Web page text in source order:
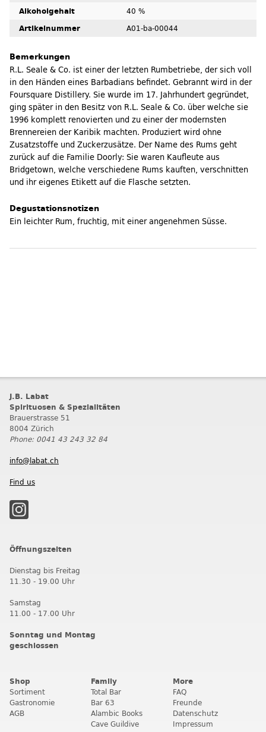
Alkoholgehalt
40 %
Artikelnummer
A01-ba-00044
Bemerkungen
R.L. Seale & Co. ist einer der letzten Rumbetriebe, der sich voll
in den Händen eines Barbadians befindet. Gebrannt wird in der
Foursquare Distillery. Sie wurde im 17. Jahrhundert gegründet,
ging später in den Besitz von R.L. Seale & Co. über welche sie
1996 komplett renovierten und zu einer der modernsten
Brennereien der Karibik machten. Produziert wird ohne
Zusatzstoffe und Zuckerzusätze. Der Name des Rums geht
zurück auf die Familie Doorly: Sie waren Kaufleute aus
Bridgetown, welche verschiedene Rums kauften, verschnitten
und ihr eigenes Etikett auf die Flasche setzten.
Degustationsnotizen
Ein leichter Rum, fruchtig, mit einer angenehmen Süsse.
J.B. Labat
Spirituosen & Spezialitäten
Brauerstrasse 51
8004 Zürich
Phone: 0041 43 243 32 84
info@labat.ch
Find us
Öffnungszeiten
Dienstag bis Freitag
11.30 - 19.00 Uhr
Samstag
11.00 - 17.00 Uhr
Sonntag und Montag
geschlossen
Shop
Sortiment
Gastronomie
AGB
Family
Total Bar
Bar 63
Alambic Books
Cave Guildive
More
FAQ
Freunde
Datenschutz
Impressum